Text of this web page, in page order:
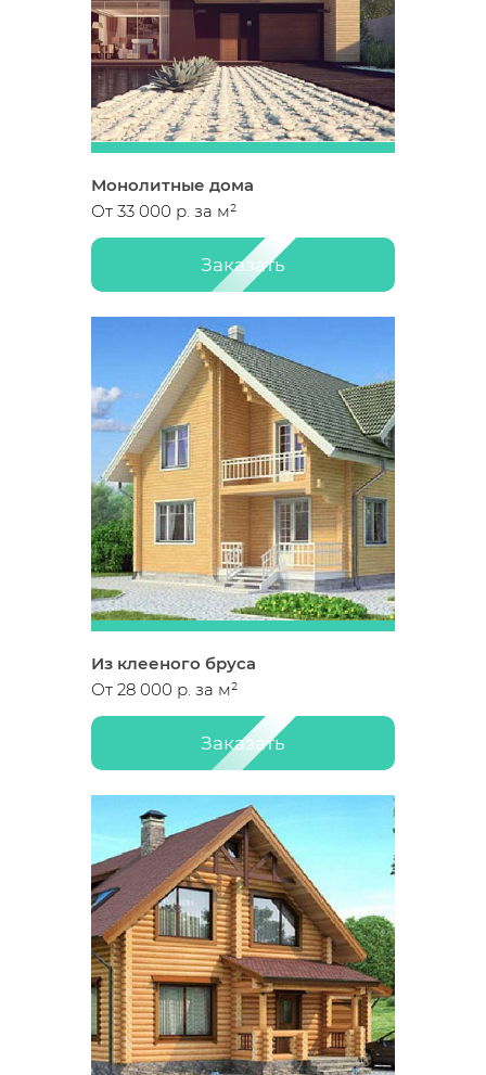
Монолитные дома
От 33 000 р. за м²
Заказать
Из клееного бруса
От 28 000 р. за м²
Заказать